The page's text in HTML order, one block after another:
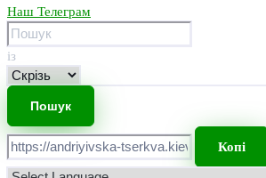
Наш Телеграм
із
Копі